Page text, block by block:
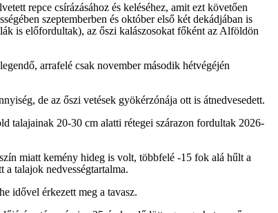
repce csírázásához és keléséhez, amit ezt követően
szeptemberben és október első két dekádjában is
is előfordultak), az őszi kalászosokat főként az Alföldön
arrafelé csak november második hétvégéjén
de az őszi vetések gyökérzónája ott is átnedvesedett.
talajainak 20-30 cm alatti rétegei szárazon fordultak 2026-
miatt kemény hideg is volt, többfelé -15 fok alá hűlt a
talajok nedvességtartalma.
idővel érkezett meg a tavasz.